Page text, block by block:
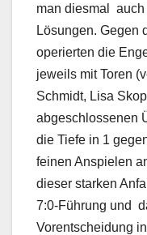
man diesmal
auch
Lösungen. Gegen
operierten die
jeweils mit Toren
Schmidt, Lisa
abgeschlossenen
die Tiefe in 1
feinen Anspielen
dieser starken
7:0-Führung und
Vorentscheidung